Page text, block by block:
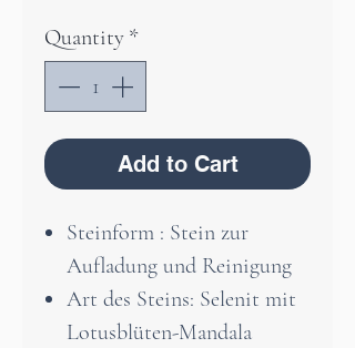
Quantity *
Add to Cart
Steinform : Stein zur
Aufladung und Reinigung
Art des Steins: Selenit mit
Lotusblüten-Mandala